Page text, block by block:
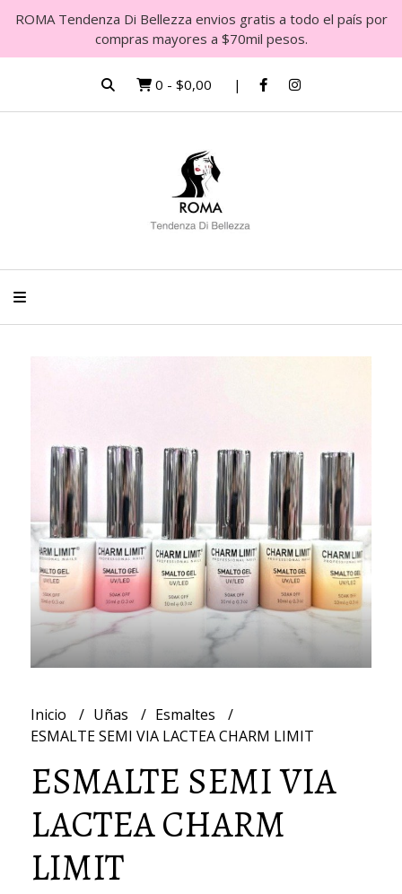
ROMA Tendenza Di Bellezza envios gratis a todo el país por
compras mayores a $70mil pesos.
0 - $0,00
Inicio Uñas
Esmaltes
ESMALTE SEMI VIA LACTEA CHARM LIMIT
ESMALTE SEMI VIA
LACTEA CHARM
LIMIT